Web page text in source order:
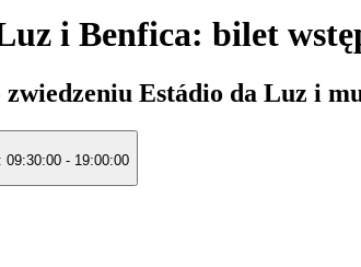
i Benfica: bilet
zwiedzeniu Estádio da Luz i
09:30:00 - 19:00:00